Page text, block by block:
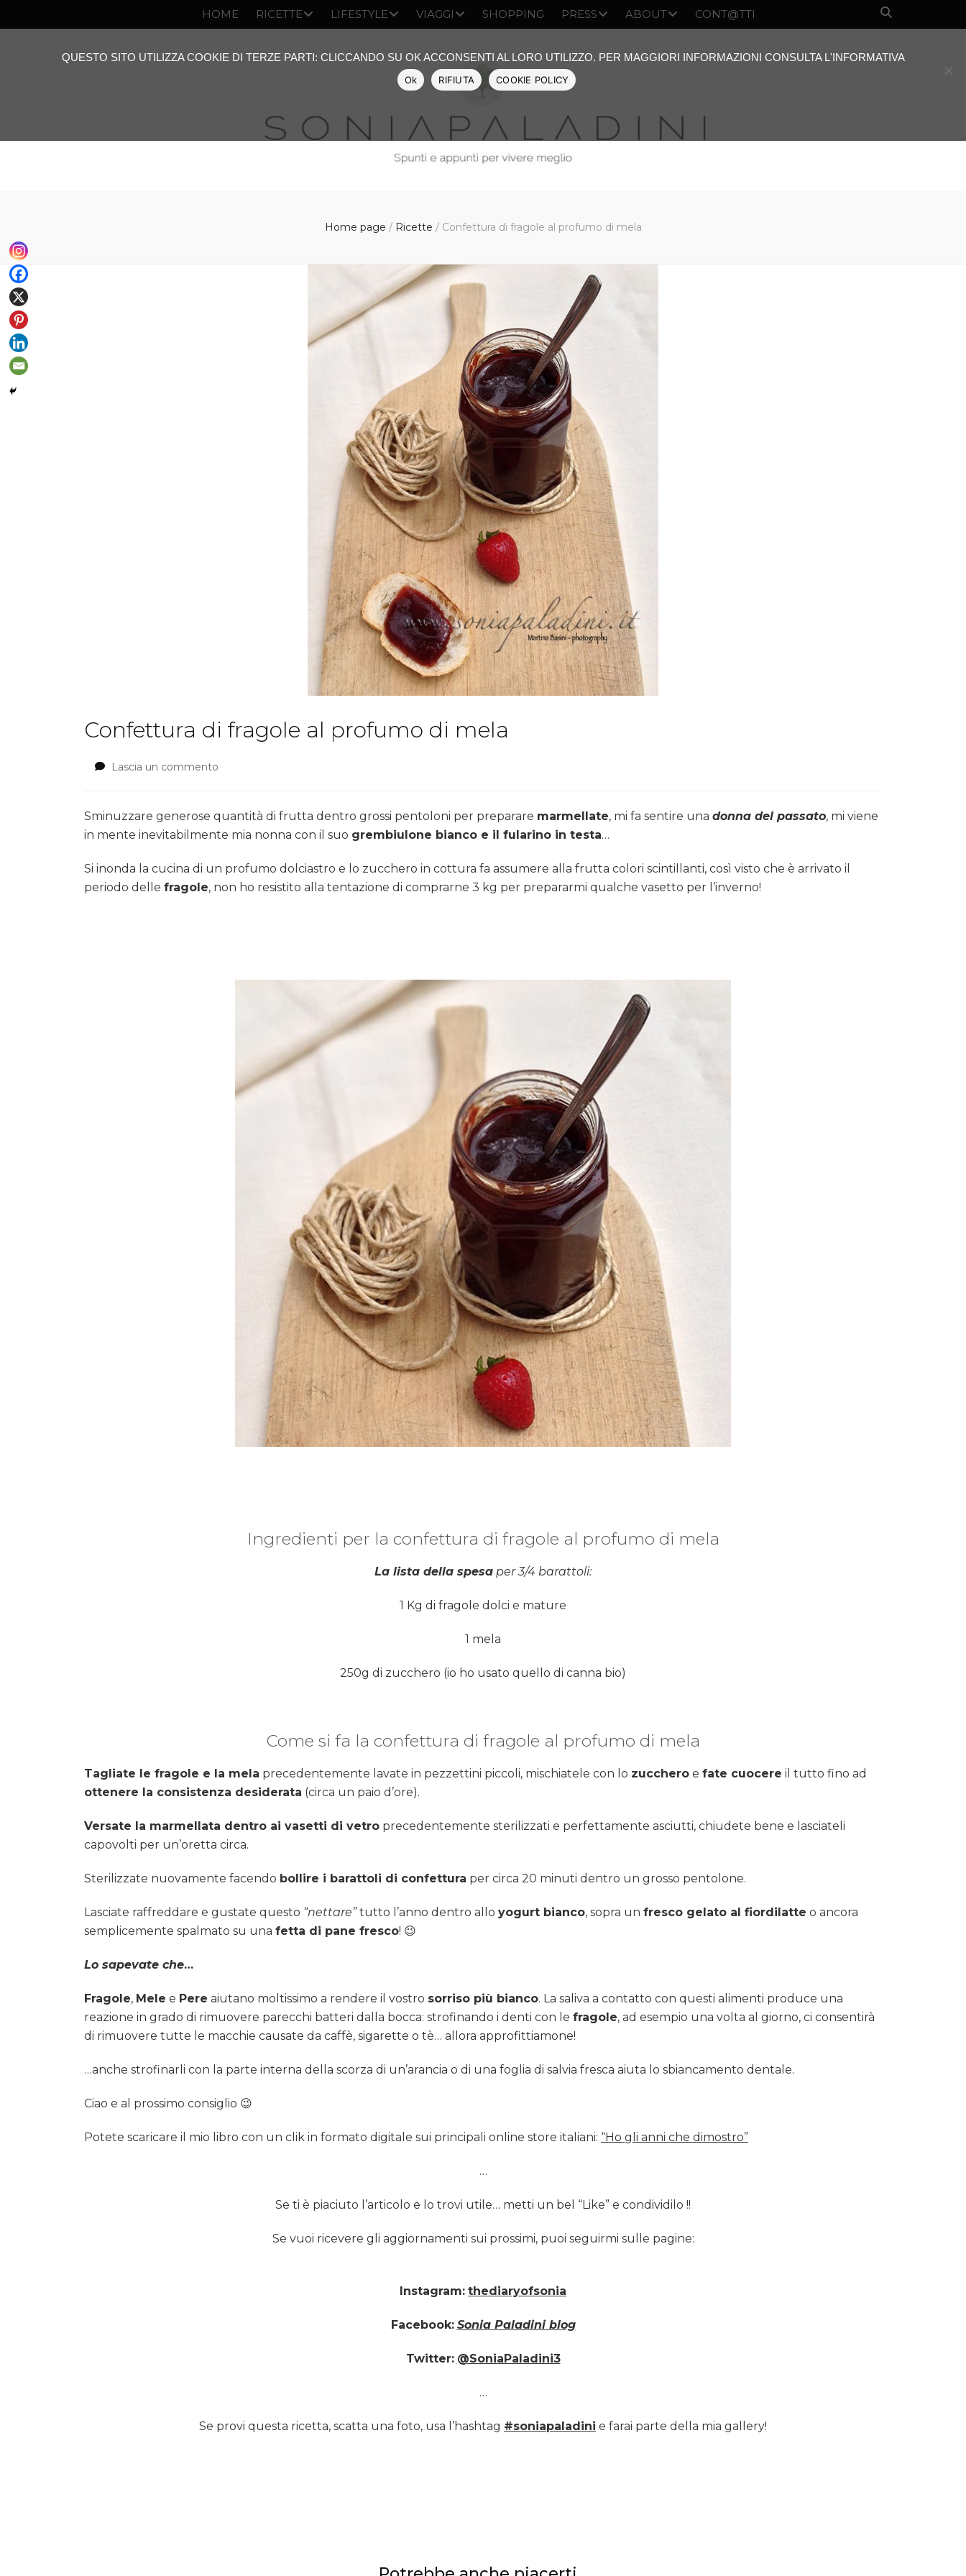
HOME RICETTE LIFESTYLE VIAGGI SHOPPING PRESS ABOUT CONT@TTI
Home page / Ricette / Confettura di fragole al profumo di mela
Confettura di fragole al profumo di mela
Lascia un commento
fragole
profumo
mela
Sminuzzare generose quantità di frutta dentro grossi pentoloni per preparare marmellate, mi fa sentire una donna del passato, mi viene
in mente inevitabilmente mia nonna con il suo grembiulone bianco e il fularino in testa…
Si inonda la cucina di un profumo dolciastro e lo zucchero in cottura fa assumere alla frutta colori scintillanti, così visto che è arrivato il
periodo delle fragole, non ho resistito alla tentazione di comprarne 3 kg per prepararmi qualche vasetto per l’inverno!
Ingredienti per la confettura di fragole al profumo di mela
La lista della spesa per 3/4 barattoli:
1 Kg di fragole dolci e mature
1 mela
250g di zucchero (io ho usato quello di canna bio)
Come si fa la confettura di fragole al profumo di mela
Tagliate le fragole e la mela precedentemente lavate in pezzettini piccoli, mischiatele con lo zucchero e fate cuocere il tutto fino ad
ottenere la consistenza desiderata (circa un paio d’ore).
Versate la marmellata dentro ai vasetti di vetro precedentemente sterilizzati e perfettamente asciutti, chiudete bene e lasciateli
capovolti per un’oretta circa.
Sterilizzate nuovamente facendo bollire i barattoli di confettura per circa 20 minuti dentro un grosso pentolone.
Lasciate raffreddare e gustate questo “nettare”tutto l’anno dentro allo yogurt bianco, sopra un fresco gelato al fiordilatte o ancora
semplicemente spalmato su una fetta di pane fresco! 😉
Lo sapevate che…
Fragole, Mele e Pere aiutano moltissimo a rendere il vostro sorriso più bianco. La saliva a contatto con questi alimenti produce una
reazione in grado di rimuovere parecchi batteri dalla bocca: strofinando i denti con le fragole, ad esempio una volta al giorno, ci consentirà
di rimuovere tutte le macchie causate da caffè, sigarette o tè… allora approfittiamone!
…anche strofinarli con la parte interna della scorza di un’arancia o di una foglia di salvia fresca aiuta lo sbiancamento dentale.
Ciao e al prossimo consiglio 😉
Potete scaricare il mio libro con un clik in formato digitale sui principali online store italiani: “Ho gli anni che dimostro”
…
Se ti è piaciuto l’articolo e lo trovi utile… metti un bel “Like” e condividilo !!
Se vuoi ricevere gli aggiornamenti sui prossimi, puoi seguirmi sulle pagine:
Instagram: thediaryofsonia
Facebook: Sonia Paladini blog
Twitter: @SoniaPaladini3
…
Se provi questa ricetta, scatta una foto, usa l’hashtag #soniapaladini e farai parte della mia gallery!
QUESTO SITO UTILIZZA COOKIE DI TERZE PARTI: CLICCANDO SU OK ACCONSENTI AL LORO UTILIZZO. PER MAGGIORI INFORMAZIONI CONSULTA L'INFORMATIVA
Ok RIFIUTA COOKIE POLICY